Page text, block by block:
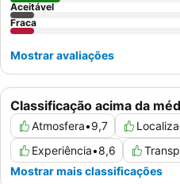
Classificação acima da
Atmosfera•9,7
Experiência•8,6
Mostrar mais classificações
Aceitável
Fraca
Mostrar avaliações